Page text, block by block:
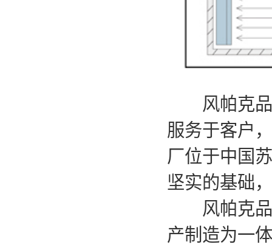
风帕克品
服务于客户
厂位于中国
坚实的基础
风帕克品
产制造为一